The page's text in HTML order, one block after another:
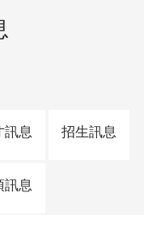
訊息 招生訊息
訊息